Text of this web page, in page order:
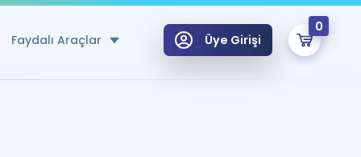
Faydalı Araçlar Üye Girişi
0